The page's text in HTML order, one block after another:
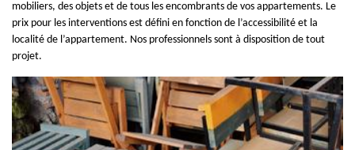
mobiliers, des objets et de tous les encombrants de vos appartements. Le
prix pour les interventions est défini en fonction de l’accessibilité et la
localité de l’appartement. Nos professionnels sont à disposition de tout
projet.